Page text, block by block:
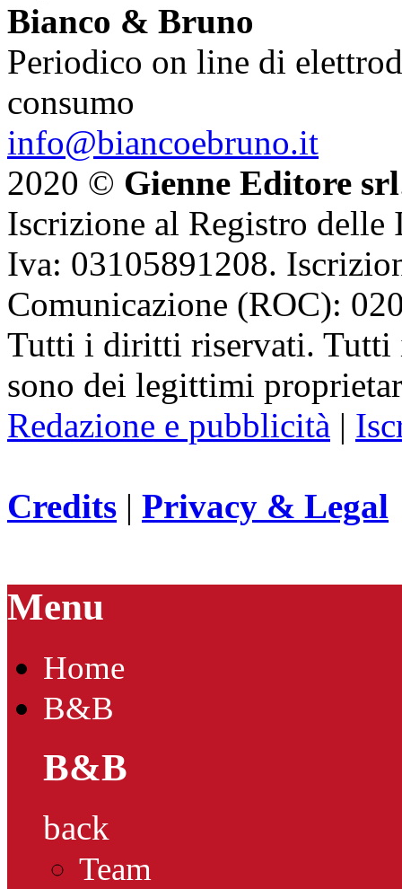
Bianco & Bruno
Periodico on line di
consumo
info@biancoebruno.it
2020 © Gienne Editore srl
Iscrizione al Registro delle
Iva: 03105891208.
Comunicazione (ROC):
Tutti i diritti riservati. Tutti
sono dei legittimi
Redazione e pubblicità |
Credits | Privacy & Legal
Menu
Home
B&B
B&B
back
Team